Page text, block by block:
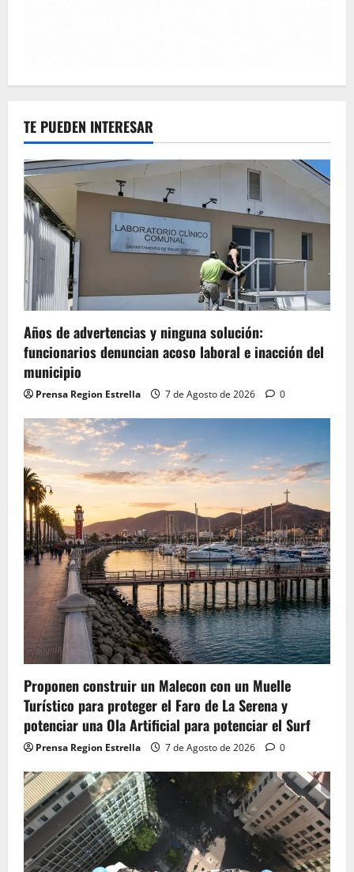
TE PUEDEN INTERESAR
Años de advertencias y ninguna solución:
funcionarios denuncian acoso laboral e inacción del
municipio
Prensa Region Estrella 7 de Agosto de 2026 0
Proponen construir un Malecon con un Muelle
Turístico para proteger el Faro de La Serena y
potenciar una Ola Artificial para potenciar el Surf
Prensa Region Estrella 7 de Agosto de 2026 0